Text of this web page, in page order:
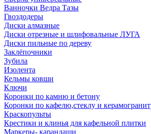
Ванночки Ведра Тазы
Гвоздодеры
Диски алмазные
Диски отрезные и шлифовальные ЛУГА
Диски пильные по дереву
Заклёпочники
Зубила
Изолента
Кельмы ковши
Ключи
Коронки по камню и бетону
Коронки по кафелю,стеклу и
Краскопульты
Крестики и клинья для кафельной плитки
Маркеры- карандаши